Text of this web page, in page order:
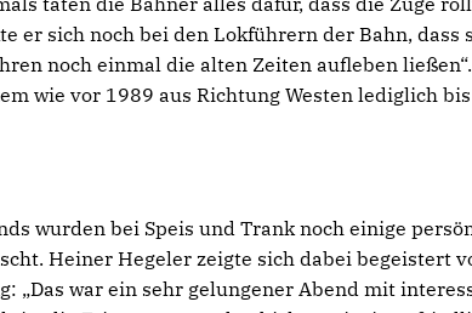
er sich noch bei den Lokführern der Bahn, dass
noch einmal die alten Zeiten aufleben
wie vor 1989 aus Richtung Westen lediglich
wurden bei Speis und Trank noch einige
Heiner Hegeler zeigte sich dabei begeistert
„Das war ein sehr gelungener Abend mit